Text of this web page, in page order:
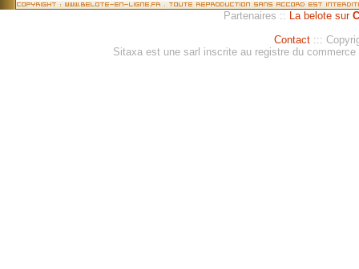
Partenaires :: La belote sur
Contact :::
Sitaxa est une sarl inscrite au registre du